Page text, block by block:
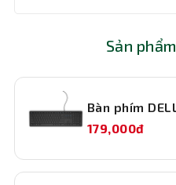
Sản
Bàn phím
179,000đ